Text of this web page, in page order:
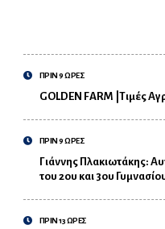
ΠΡΙΝ 9 ΩΡΕΣ
GOLDEN FARM |Τιμές
ΠΡΙΝ 9 ΩΡΕΣ
Γιάννης Πλακιωτάκης:
του 2ου και 3ου
ΠΡΙΝ 13 ΩΡΕΣ